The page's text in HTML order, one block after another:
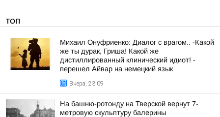
ТОП
Михаил Онуфриенко: Диалог с врагом.. -Какой
же ты дурак, Гриша! Какой же
дистиллированный клинический идиот! -
перешел Айвар на немецкий язык
Вчера, 23:09
На башню-ротонду на Тверской вернут 7-
метровую скульптуру балерины